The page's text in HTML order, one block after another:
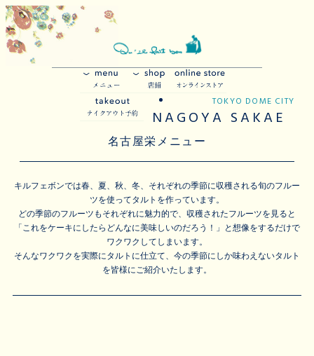
TOKYO DOME CITY
NAGOYA SAKAE
名古屋栄メニュー
キルフェボンでは春、夏、秋、冬、それぞれの季節に収穫される旬のフルー
ツを使ってタルトを作っています。
どの季節のフルーツもそれぞれに魅力的で、収穫されたフルーツを見ると
「これをケーキにしたらどんなに美味しいのだろう！」と想像をするだけで
ワクワクしてしまいます。
そんなワクワクを実際にタルトに仕立て、今の季節にしか味わえないタルト
を皆様にご紹介いたします。